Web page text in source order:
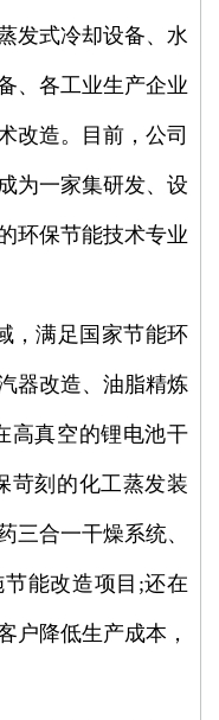
发式冷却设备、水
、各工业生产企业
改造。目前，公司
为一家集研发、设
环保节能技术专业
，满足国家节能环
器改造、油脂精炼
高真空的锂电池干
苛刻的化工蒸发装
三合一干燥系统、
能改造项目;还在
户降低生产成本，